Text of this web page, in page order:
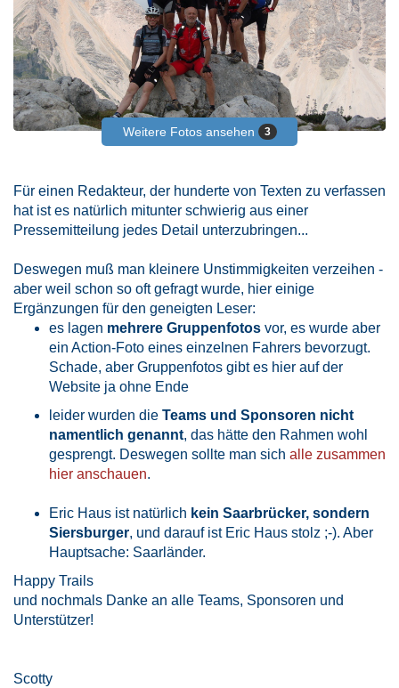
Weitere Fotos ansehen 3
Für einen Redakteur, der hunderte von Texten zu verfassen
hat ist es natürlich mitunter schwierig aus einer
Pressemitteilung jedes Detail unterzubringen...
Deswegen muß man kleinere Unstimmigkeiten verzeihen -
aber weil schon so oft gefragt wurde, hier einige
Ergänzungen für den geneigten Leser:
es lagen mehrere Gruppenfotos vor, es wurde aber
ein Action-Foto eines einzelnen Fahrers bevorzugt.
Schade, aber Gruppenfotos gibt es hier auf der
Website ja ohne Ende
leider wurden die Teams und Sponsoren nicht
namentlich genannt, das hätte den Rahmen wohl
gesprengt. Deswegen sollte man sich alle zusammen
hier anschauen.
Eric Haus ist natürlich kein Saarbrücker, sondern
Siersburger, und darauf ist Eric Haus stolz ;-). Aber
Hauptsache: Saarländer.
Happy Trails
und nochmals Danke an alle Teams, Sponsoren und
Unterstützer!
Scotty